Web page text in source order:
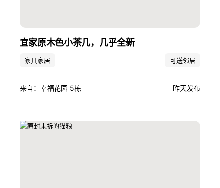
宜家原木色小茶几，几乎全新
家具家居 可送邻居
来自：幸福花园 5栋 昨天发布